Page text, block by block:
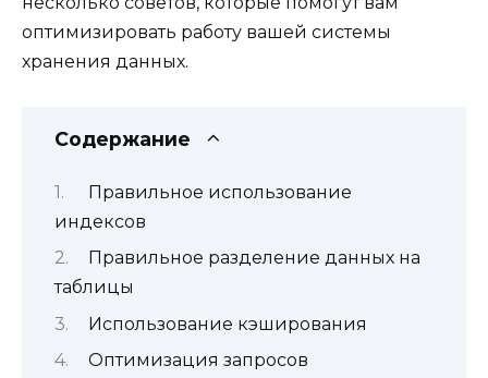
оптимизировать работу вашей системы
хранения данных.
Содержание
Правильное использование
индексов
Правильное разделение данных на
таблицы
Использование кэширования
Оптимизация запросов